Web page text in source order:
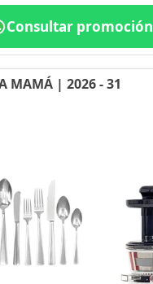
Consultar promoción
MAMÁ | 2026 - 31